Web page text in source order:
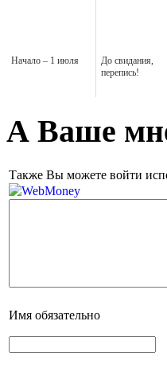
Начало – 1 июля
До свидания,
перепись!
А Ваше
Также Вы можете войти
Имя обязательно